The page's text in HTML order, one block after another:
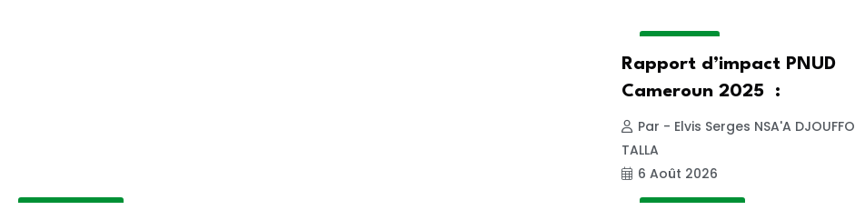
Rapport d’impact PNUD
Cameroun 2025 :
Par - Elvis Serges NSA'A DJOUFFO
TALLA
6 Août 2026